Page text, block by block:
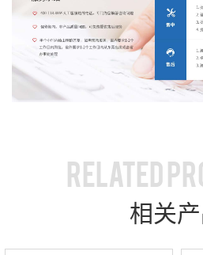
RELATED
相关